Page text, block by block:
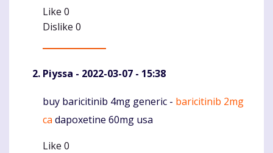
Like 0
Dislike 0
Piyssa - 2022-03-07 - 15:38
Komentaras
buy baricitinib 4mg generic - baricitinib 2mg
ca dapoxetine 60mg usa
Like 0